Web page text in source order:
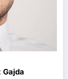
Gajda